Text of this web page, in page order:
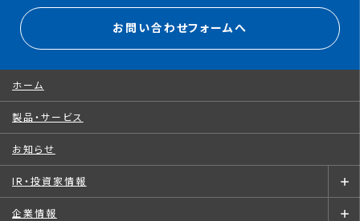
お問い合わせフォームへ
ホーム
製品・サービス
お知らせ
IR・投資家情報
企業情報